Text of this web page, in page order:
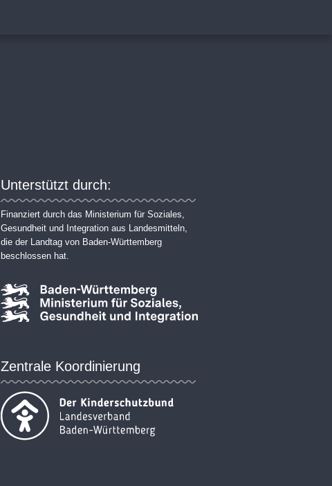
Unterstützt durch:
Finanziert durch das Ministerium für Soziales,
Gesundheit und Integration aus Landesmitteln,
die der Landtag von Baden-Württemberg
beschlossen hat.
Zentrale Koordinierung